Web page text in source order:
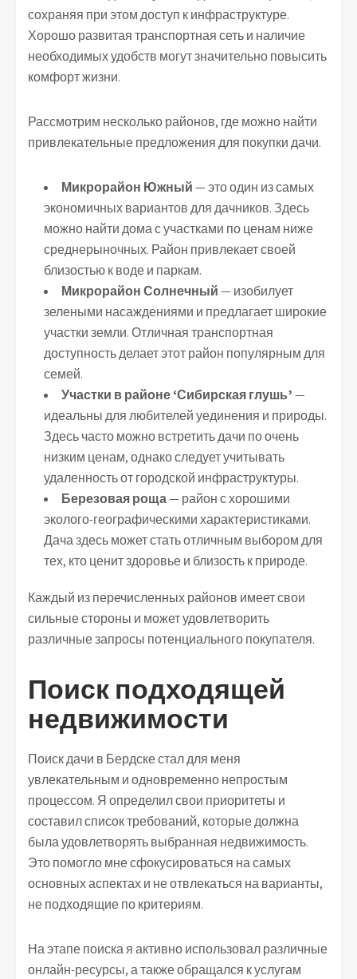
сохраняя при этом доступ к инфраструктуре.
Хорошо развитая транспортная сеть и наличие
необходимых удобств могут значительно повысить
комфорт жизни.
Рассмотрим несколько районов, где можно найти
привлекательные предложения для покупки дачи.
Микрорайон Южный— это один из самых
экономичных вариантов для дачников. Здесь
можно найти дома с участками по ценам ниже
среднерыночных. Район привлекает своей
близостью к воде и паркам.
Микрорайон Солнечный— изобилует
зелеными насаждениями и предлагает широкие
участки земли. Отличная транспортная
доступность делает этот район популярным для
семей.
Участки в районе ‘Сибирская глушь’—
идеальны для любителей уединения и природы.
Здесь часто можно встретить дачи по очень
низким ценам, однако следует учитывать
удаленность от городской инфраструктуры.
Березовая роща— район с хорошими
эколого-географическими характеристиками.
Дача здесь может стать отличным выбором для
тех, кто ценит здоровье и близость к природе.
Каждый из перечисленных районов имеет свои
сильные стороны и может удовлетворить
различные запросы потенциального покупателя.
Поиск подходящей
недвижимости
Поиск дачи в Бердске стал для меня
увлекательным и одновременно непростым
процессом. Я определил свои приоритеты и
составил список требований, которые должна
была удовлетворять выбранная недвижимость.
Это помогло мне сфокусироваться на самых
основных аспектах и не отвлекаться на варианты,
не подходящие по критериям.
На этапе поиска я активно использовал различные
онлайн-ресурсы, а также обращался к услугам